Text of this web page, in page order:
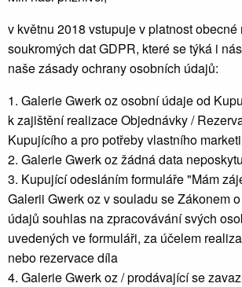
v květnu 2018 vstupuje v platnost
soukromých dat GDPR, které se týká i
naše zásady ochrany osobních údajů:
1. Galerie Gwerk oz osobní údaje od
k zajištění realizace Objednávky /
Kupujícího a pro potřeby vlastního
2. Galerie Gwerk oz žádná data
3. Kupující odesláním formuláře "Mám
Galerii Gwerk oz v souladu se Zákonem
údajů souhlas na zpracovávání svých
uvedených ve formuláři, za účelem
nebo rezervace díla
4. Galerie Gwerk oz / prodávající se